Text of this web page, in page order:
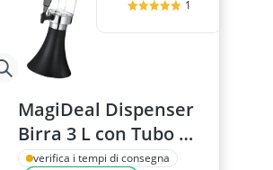
1
MagiDeal Dispenser
Birra 3 L con Tubo di
Congelamento
verifica i tempi di consegna